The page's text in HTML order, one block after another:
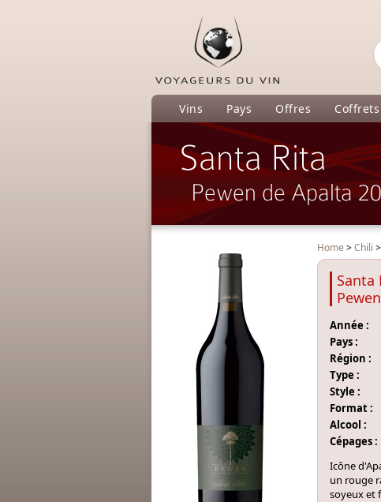
Vins Pays Offres Coffrets
Santa Rita
Pewen de Apalta
Home >Chili >
Santa
Année :
Pays :
Région :
Type :
Style :
Format :
Alcool :
Cépages :
Icône
un rouge
soyeux et